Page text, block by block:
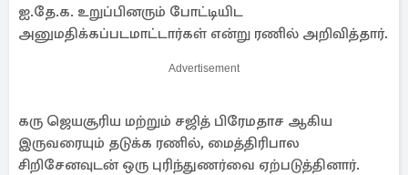
ஐ.தே.க. உறுப்பினரும் போட்டியிட
அனுமதிக்கப்படமாட்டார்கள் என்று ரணில் அறிவித்தார்.
Advertisement
கரு ஜெயசூரிய மற்றும் சஜித் பிரேமதாச ஆகிய
இருவரையும் தடுக்க ரணில், மைத்திரிபால
சிறிசேனவுடன் ஒரு புரிந்துணர்வை ஏற்படுத்தினார்.